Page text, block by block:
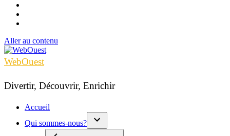
Aller au contenu
WebOuest
Divertir, Découvrir, Enrichir
Accueil
Qui sommes-nous?